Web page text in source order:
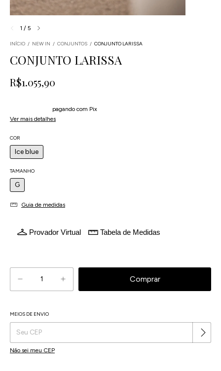
1 / 5
INÍCIO / NEW IN / CONJUNTOS / CONJUNTO LARISSA
CONJUNTO LARISSA
R$1.055,90
pagando com Pix
Ver mais detalhes
COR
Ice blue
TAMANHO
G
Guia de medidas
Provador Virtual Tabela de Medidas
Entregas para o CEP:
MEIOS DE ENVIO
Não sei meu CEP